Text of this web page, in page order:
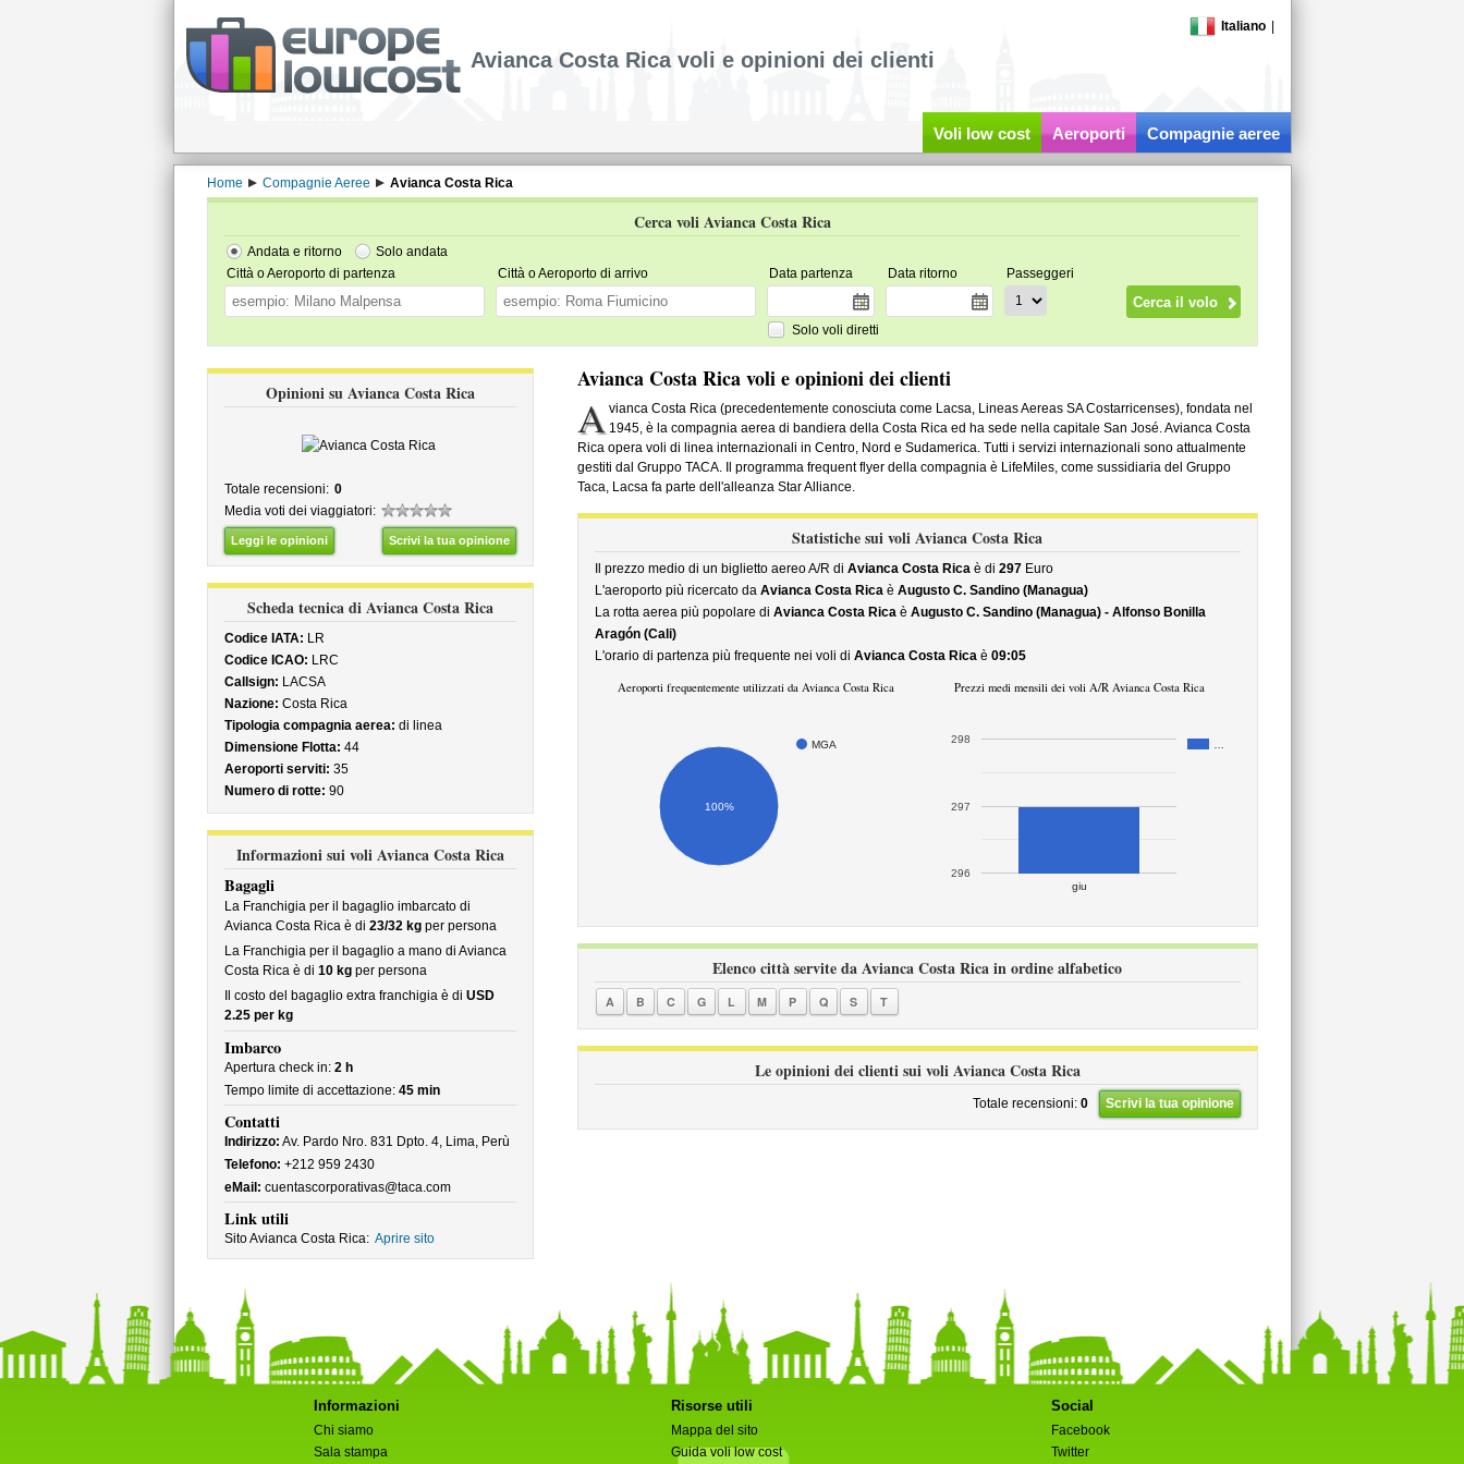
Italiano
Avianca Costa Rica voli e opinioni dei clienti
Voli low cost Aeroporti Compagnie aeree
Home Compagnie Aeree Avianca Costa Rica
Cerca voli Avianca Costa Rica
Andata e ritorno
Solo andata
Città o Aeroporto di partenza
Città o Aeroporto di arrivo Data partenza Data ritorno Passeggeri
Solo voli diretti
Opinioni su Avianca Costa Rica
Totale recensioni: 0
Media voti dei viaggiatori:
Leggi le opinioni Scrivi la tua opinione
Scheda tecnica di Avianca Costa Rica
Codice IATA: LR
Codice ICAO: LRC
Callsign: LACSA
Nazione: Costa Rica
Tipologia compagnia aerea: di linea
Dimensione Flotta: 44
Aeroporti serviti: 35
Numero di rotte: 90
Informazioni sui voli Avianca Costa Rica
Bagagli
La Franchigia per il bagaglio imbarcato di
Avianca Costa Rica è di 23/32 kgper persona
La Franchigia per il bagaglio a mano di Avianca
Costa Rica è di 10 kgper persona
Il costo del bagaglio extra franchigia è di USD
2.25 per kg
Imbarco
Apertura check in: 2 h
Tempo limite di accettazione: 45 min
Contatti
Indirizzo: Av. Pardo Nro. 831 Dpto. 4, Lima, Perù
Telefono: +212 959 2430
eMail: cuentascorporativas@taca.com
Link utili
Sito Avianca Costa Rica: Aprire sito
Avianca Costa Rica voli e opinioni dei clienti
A vianca Costa Rica (precedentemente conosciuta come Lacsa, Lineas Aereas SA Costarricenses), fondata nel
1945, è la compagnia aerea di bandiera della Costa Rica ed ha sede nella capitale San José. Avianca Costa
Rica opera voli di linea internazionali in Centro, Nord e Sudamerica. Tutti i servizi internazionali sono attualmente
gestiti dal Gruppo TACA. Il programma frequent flyer della compagnia è LifeMiles, come sussidiaria del Gruppo
Taca, Lacsa fa parte dell'alleanza Star Alliance.
Statistiche sui voli Avianca Costa Rica
Il prezzo medio di un biglietto aereo A/R di Avianca Costa Ricaè di 297Euro
L'aeroporto più ricercato da Avianca Costa Ricaè Augusto C. Sandino (Managua)
La rotta aerea più popolare di Avianca Costa Ricaè Augusto C. Sandino (Managua) - Alfonso Bonilla
Aragón (Cali)
L'orario di partenza più frequente nei voli di Avianca Costa Ricaè 09:05
Aeroporti frequentemente utilizzati da Avianca Costa Rica
MGA
100%
Prezzi medi mensili dei voli A/R Avianca Costa Rica
giu
296
297
298
Elenco città servite da Avianca Costa Rica in ordine alfabetico
A B C G L M P Q S T
Le opinioni dei clienti sui voli Avianca Costa Rica
Totale recensioni: 0 Scrivi la tua opinione
Informazioni
Chi siamo
Sala stampa
Risorse utili
Mappa del sito
Guida voli low cost
Social
Facebook
Twitter